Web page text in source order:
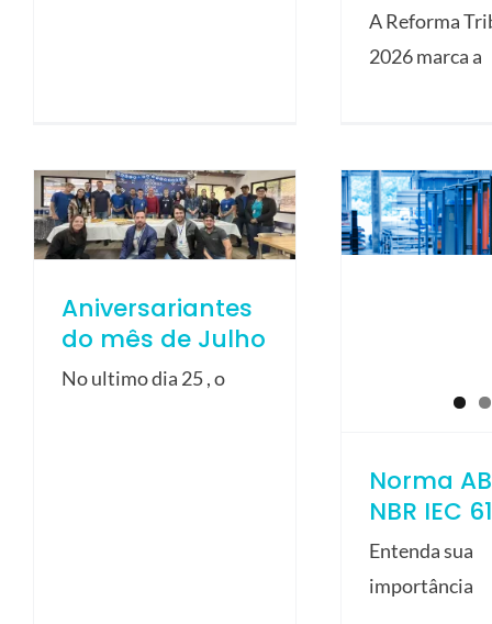
A Reforma
2026 marca a
Aniversariantes
do mês de Julho
No ultimo dia 25 , o
Norma
NBR IEC
Entenda sua
importância